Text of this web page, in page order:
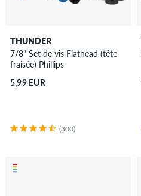
THUNDER
7/8" Set de vis Flathead (tête
fraisée) Phillips
5,99 EUR
(300)